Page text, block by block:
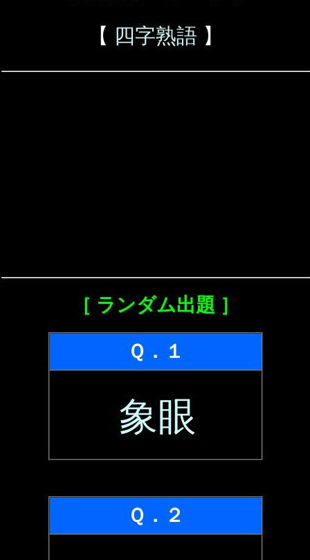
【 四字熟語 】
［ ランダム出題 ］
Ｑ．１
象眼
Ｑ．２